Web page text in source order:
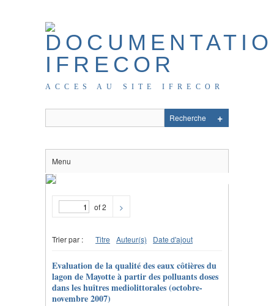
ACCES AU SITE IFRECOR
Menu
of 2 >
Trier par : Titre Auteur(s) Date d'ajout
Evaluation de la qualité des eaux côtières du
lagon de Mayotte à partir des polluants doses
dans les huîtres mediolittorales (octobre-
novembre 2007)